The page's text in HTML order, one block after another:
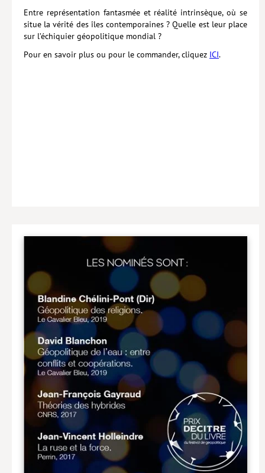
Entre représentation fantasmée et réalité intrinsèque, où se
situe la vérité des îles contemporaines ? Quelle est leur place
sur l’échiquier géopolitique mondial ?
Pour en savoir plus ou pour le commander, cliquez ICI.